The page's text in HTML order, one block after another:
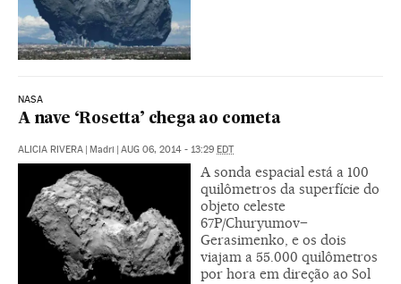
NASA
A nave ‘Rosetta’ chega ao cometa
ALICIA RIVERA Madri AUG 06, 2014 - 13:29 EDT
A sonda espacial está a 100
quilômetros da superfície do
objeto celeste
67P/Churyumov–
Gerasimenko, e os dois
viajam a 55.000 quilômetros
por hora em direção ao Sol